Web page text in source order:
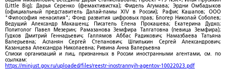
(Little Big); Дарья Серенко (фемактивистка); Фидель Агумава; Эрдни Омбадыков
(официальный представитель Далай-ламы XIV в России); Рафис Кашапов; ООО
"Философия ненасилия"; Фонд развития цифровых прав; Блогер Николай Соболев;
Ведущий Александр Макашенц; Писатель Елена Прокашева; Екатерина Дудко;
Политолог Павел Мезерин; Рамазанова Земфира Талгатовна (певица Земфира);
Гудков Дмитрий Геннадьевич; Галлямов Аббас Радикович; Намазбаева Татьяна
Валерьевна; Асланян Сергей Степанович; Шпилькин Сергей Александрович;
Казанцева Александра Николаевна; Ривина Анна Валерьевна
Списки организаций и лиц, признанных в России иностранными агентами, см. по
ссылкам:
https://minjust.gov.ru/uploaded/files/reestr-inostrannyih-agentov-10022023.pdf